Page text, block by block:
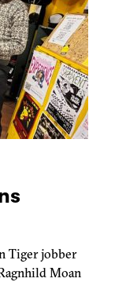
Tiger jobber
Moan